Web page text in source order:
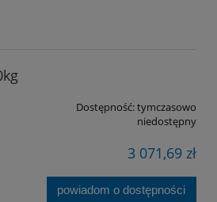
Dostępność:tymczasowo
niedostępny
3 071,69 zł
powiadom o dostępności